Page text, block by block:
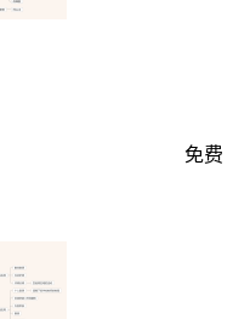
免费